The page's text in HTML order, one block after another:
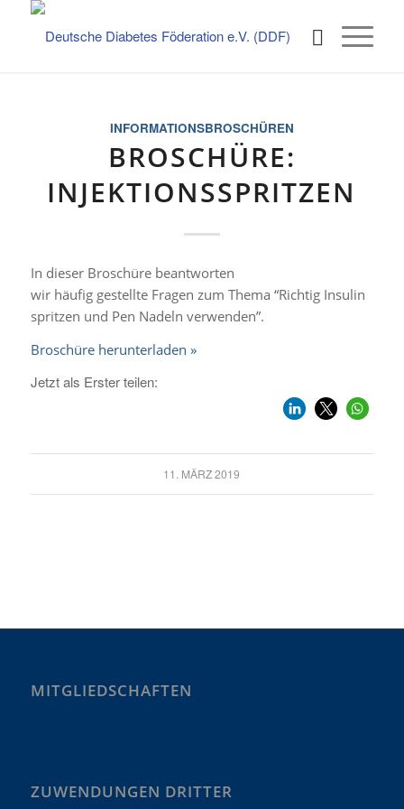
INFORMATIONSBROSCHÜREN
BROSCHÜRE:
INJEKTIONSSPRITZEN
In dieser Broschüre beantworten
wir häufig gestellte Fragen zum Thema “Richtig Insulin
spritzen und Pen Nadeln verwenden”.
Broschüre herunterladen »
Jetzt als Erster teilen:
11. MÄRZ 2019
MITGLIEDSCHAFTEN
ZUWENDUNGEN DRITTER